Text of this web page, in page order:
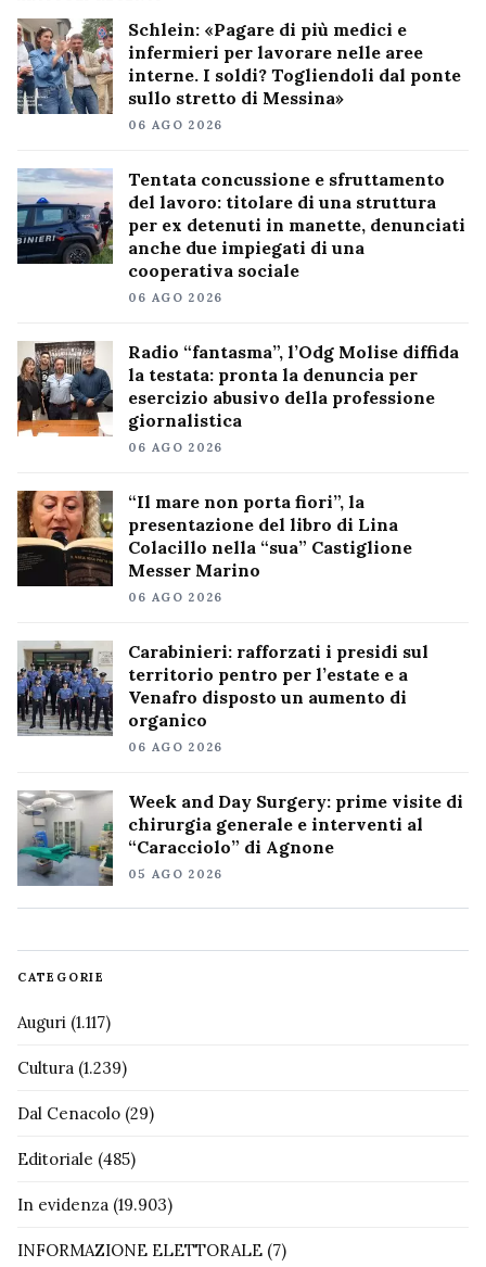
Schlein: «Pagare di più medici e
infermieri per lavorare nelle aree
interne. I soldi? Togliendoli dal ponte
sullo stretto di Messina»
06 AGO 2026
Tentata concussione e sfruttamento
del lavoro: titolare di una struttura
per ex detenuti in manette, denunciati
anche due impiegati di una
cooperativa sociale
06 AGO 2026
Radio “fantasma”, l’Odg Molise diffida
la testata: pronta la denuncia per
esercizio abusivo della professione
giornalistica
06 AGO 2026
“Il mare non porta fiori”, la
presentazione del libro di Lina
Colacillo nella “sua” Castiglione
Messer Marino
06 AGO 2026
Carabinieri: rafforzati i presidi sul
territorio pentro per l’estate e a
Venafro disposto un aumento di
organico
06 AGO 2026
Week and Day Surgery: prime visite di
chirurgia generale e interventi al
“Caracciolo” di Agnone
05 AGO 2026
CATEGORIE
Auguri (1.117)
Cultura (1.239)
Dal Cenacolo (29)
Editoriale (485)
In evidenza (19.903)
INFORMAZIONE ELETTORALE (7)